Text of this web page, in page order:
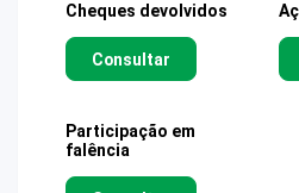
Cheques devolvidos
Consultar
Participação em
falência